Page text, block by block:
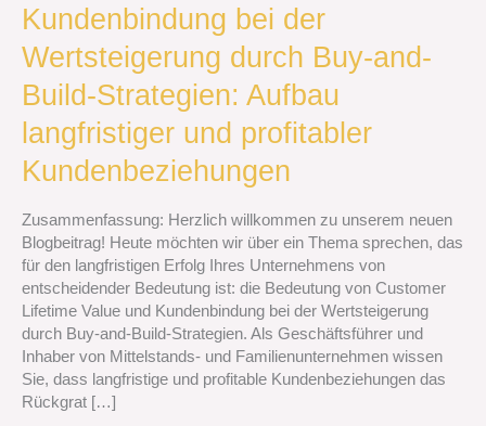
Kundenbindung bei der
Wertsteigerung durch Buy-and-
Build-Strategien: Aufbau
langfristiger und profitabler
Kundenbeziehungen
Zusammenfassung: Herzlich willkommen zu unserem neuen
Blogbeitrag! Heute möchten wir über ein Thema sprechen, das
für den langfristigen Erfolg Ihres Unternehmens von
entscheidender Bedeutung ist: die Bedeutung von Customer
Lifetime Value und Kundenbindung bei der Wertsteigerung
durch Buy-and-Build-Strategien. Als Geschäftsführer und
Inhaber von Mittelstands- und Familienunternehmen wissen
Sie, dass langfristige und profitable Kundenbeziehungen das
Rückgrat […]
Lifetime
Value
und
Kundenbindung
der
Wertsteigerung
durch
and-
Build-
Strategien:
Aufbau
langfristiger
und
profitabler
Kundenbeziehungen